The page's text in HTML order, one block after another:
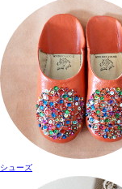
シューズ